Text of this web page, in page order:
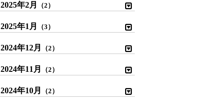
2025年2月 （2）
2025年1月 （3）
2024年12月 （2）
2024年11月 （2）
2024年10月 （2）